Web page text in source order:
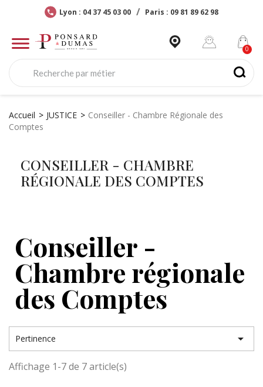
Lyon : 04 37 45 03 00 Paris : 09 81 89 62 98
Accueil JUSTICE
Conseiller - Chambre Régionale des
Comptes
CONSEILLER - CHAMBRE
RÉGIONALE DES COMPTES
Conseiller -
Chambre régionale
des Comptes
Pertinence 
Affichage 1-7 de 7 article(s)